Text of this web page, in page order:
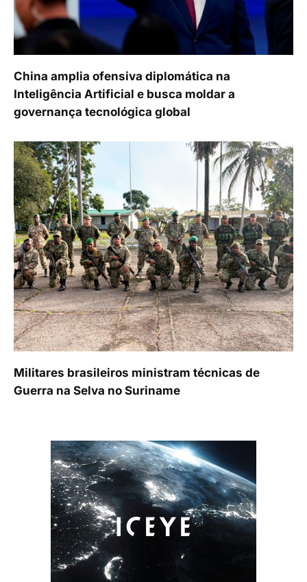
China amplia ofensiva diplomática na
Inteligência Artificial e busca moldar a
governança tecnológica global
Militares brasileiros ministram técnicas de
Guerra na Selva no Suriname